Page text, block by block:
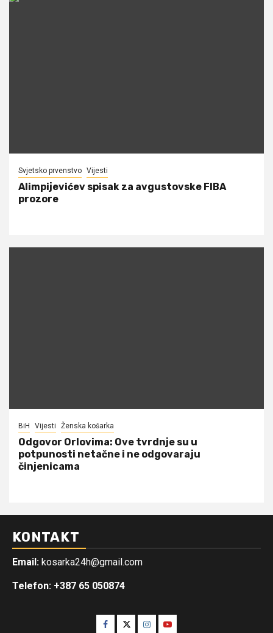
Svjetsko prvenstvo Vijesti
Alimpijevićev spisak za avgustovske FIBA
prozore
BiH Vijesti Ženska košarka
Odgovor Orlovima: ​Ove tvrdnje su u
potpunosti netačne i ne odgovaraju
činjenicama
KONTAKT
Email: kosarka24h@gmail.com
Telefon: +387 65 050874
Facebook
TwitterInstagram
Youtube